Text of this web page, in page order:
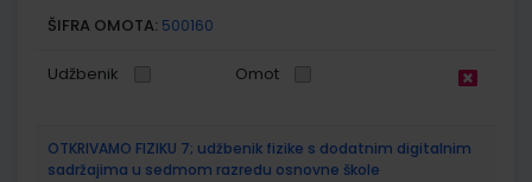
ŠIFRA OMOTA: 500160
Udžbenik Omot
OTKRIVAMO FIZIKU 7; udžbenik fizike s dodatnim digitalnim
sadržajima u sedmom razredu osnovne škole